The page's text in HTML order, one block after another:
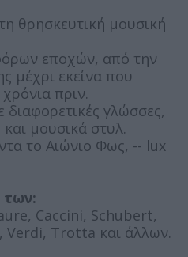
θρησκευτική μουσική
εποχών, από την
μέχρι εκείνα που
πριν.
γλώσσες,
μουσικά στυλ.
το Αιώνιο Φως, -- lux
των:
Caccini, Schubert,
Trotta και άλλων.